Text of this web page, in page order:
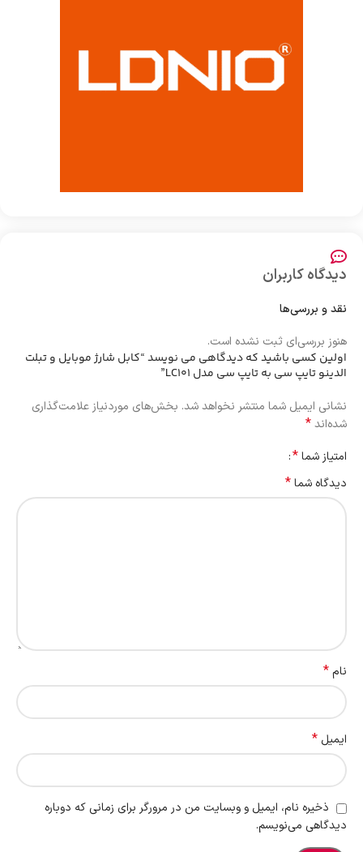
دیدگاه کاربران
نقد و بررسی‌ها
هنوز بررسی‌ای ثبت نشده است.
اولین کسی باشید که دیدگاهی می نویسد “کابل شارژ موبایل و تبلت
الدینو تایپ سی به تایپ سی مدل LC101”
نشانی ایمیل شما منتشر نخواهد شد. بخش‌های موردنیاز علامت‌گذاری
شده‌اند*
امتیاز شما*
دیدگاه شما*
نام*
ایمیل *
ذخیره نام، ایمیل و وبسایت من در مرورگر برای زمانی که دوباره
دیدگاهی می‌نویسم.